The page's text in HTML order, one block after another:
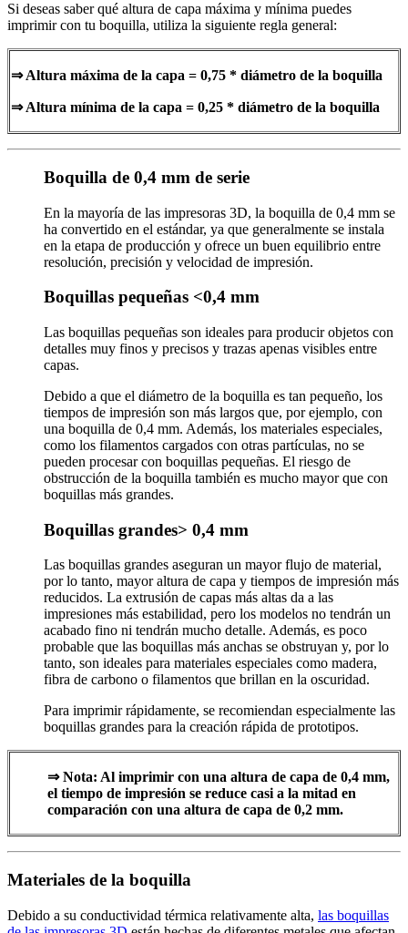
Si deseas saber qué altura de capa máxima y mínima puedes
imprimir con tu boquilla, utiliza la siguiente regla general:
⇒ Altura máxima de la capa = 0,75 * diámetro de la boquilla
⇒ Altura mínima de la capa = 0,25 * diámetro de la boquilla
Boquilla de 0,4 mm de serie
En la mayoría de las impresoras 3D, la boquilla de 0,4 mm se
ha convertido en el estándar, ya que generalmente se instala
en la etapa de producción y ofrece un buen equilibrio entre
resolución, precisión y velocidad de impresión.
Boquillas pequeñas <0,4 mm
Las boquillas pequeñas son ideales para producir objetos con
detalles muy finos y precisos y trazas apenas visibles entre
capas.
Debido a que el diámetro de la boquilla es tan pequeño, los
tiempos de impresión son más largos que, por ejemplo, con
una boquilla de 0,4 mm. Además, los materiales especiales,
como los filamentos cargados con otras partículas, no se
pueden procesar con boquillas pequeñas. El riesgo de
obstrucción de la boquilla también es mucho mayor que con
boquillas más grandes.
Boquillas grandes> 0,4 mm
Las boquillas grandes aseguran un mayor flujo de material,
por lo tanto, mayor altura de capa y tiempos de impresión más
reducidos. La extrusión de capas más altas da a las
impresiones más estabilidad, pero los modelos no tendrán un
acabado fino ni tendrán mucho detalle. Además, es poco
probable que las boquillas más anchas se obstruyan y, por lo
tanto, son ideales para materiales especiales como madera,
fibra de carbono o filamentos que brillan en la oscuridad.
Para imprimir rápidamente, se recomiendan especialmente las
boquillas grandes para la creación rápida de prototipos.
⇒ Nota: Al imprimir con una altura de capa de 0,4 mm,
el tiempo de impresión se reduce casi a la mitad en
comparación con una altura de capa de 0,2 mm.
Materiales de la boquilla
Debido a su conductividad térmica relativamente alta, las boquillas